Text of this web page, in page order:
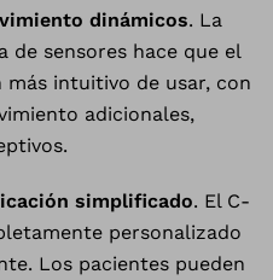
dinámicos. La
de sensores hace que el
más intuitivo de usar, con
adicionales,
simplificado. El C-
personalizado
Los pacientes pueden